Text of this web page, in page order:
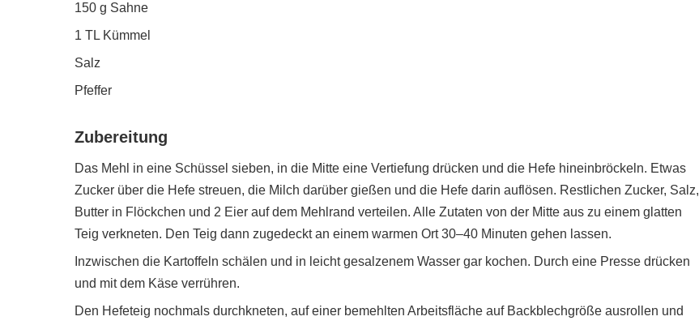
150 g Sahne
1 TL Kümmel
Salz
Pfeffer
Zubereitung
Das Mehl in eine Schüssel sieben, in die Mitte eine Vertiefung drücken und die Hefe hineinbröckeln. Etwas
Zucker über die Hefe streuen, die Milch darüber gießen und die Hefe darin auflösen. Restlichen Zucker, Salz,
Butter in Flöckchen und 2 Eier auf dem Mehlrand verteilen. Alle Zutaten von der Mitte aus zu einem glatten
Teig verkneten. Den Teig dann zugedeckt an einem warmen Ort 30–40 Minuten gehen lassen.
Inzwischen die Kartoffeln schälen und in leicht gesalzenem Wasser gar kochen. Durch eine Presse drücken
und mit dem Käse verrühren.
Den Hefeteig nochmals durchkneten, auf einer bemehlten Arbeitsfläche auf Backblechgröße ausrollen und